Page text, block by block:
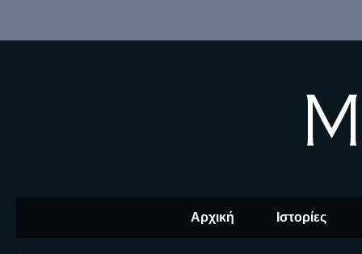
Αρχική Ιστορίες